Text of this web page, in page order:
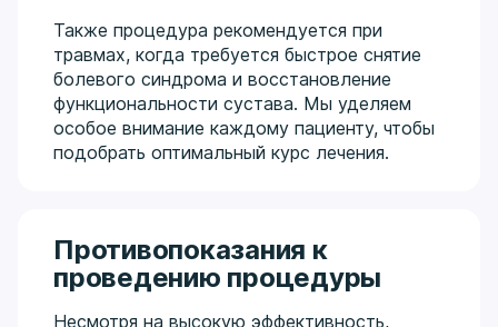
Также процедура рекомендуется при
травмах, когда требуется быстрое снятие
болевого синдрома и восстановление
функциональности сустава. Мы уделяем
особое внимание каждому пациенту, чтобы
подобрать оптимальный курс лечения.
Противопоказания к
проведению процедуры
Несмотря на высокую эффективность,